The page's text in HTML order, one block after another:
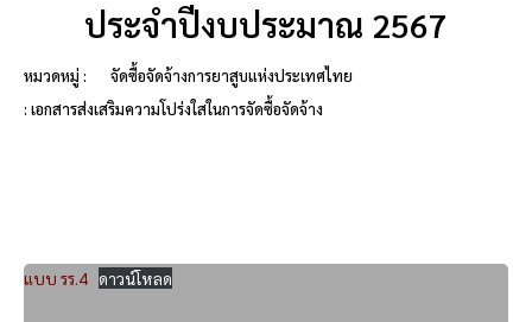
ประจำปีงบประมาณ 2567
หมวดหมู่ :
จัดซื้อจัดจ้างการยาสูบแห่งประเทศไทย
: เอกสารส่งเสริมความโปร่งใสในการจัดซื้อจัดจ้าง
แบบ รร.4 ดาวน์โหลด